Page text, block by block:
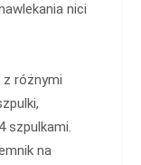
nici
różnymi
szpulkami.
na